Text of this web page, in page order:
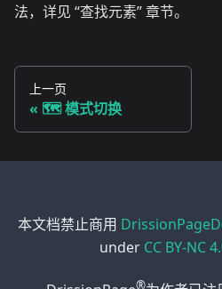
法，详见 “查找元素” 章节。
上一页
🗺️ 模式切换
本文档禁止商用
under CC BY-NC
®